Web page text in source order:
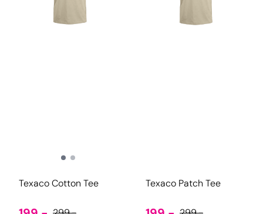
Texaco Cotton Tee Texaco Patch Tee